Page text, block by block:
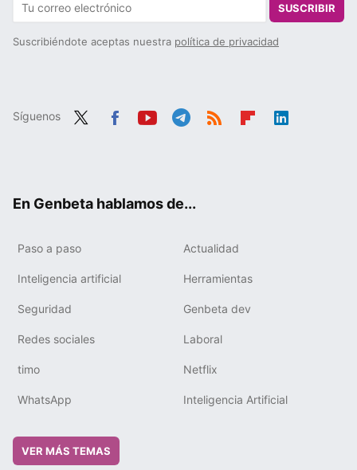
SUSCRIBIR
Suscribiéndote aceptas nuestra política de privacidad
Síguenos
En Genbeta hablamos de...
Paso a paso Actualidad
Inteligencia artificial Herramientas
Seguridad Genbeta dev
Redes sociales Laboral
timo Netflix
WhatsApp Inteligencia Artificial
VER MÁS TEMAS